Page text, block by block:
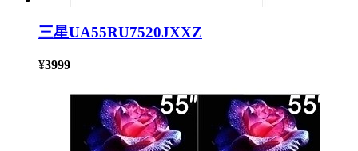
三星UA55RU7520JXXZ
¥3999